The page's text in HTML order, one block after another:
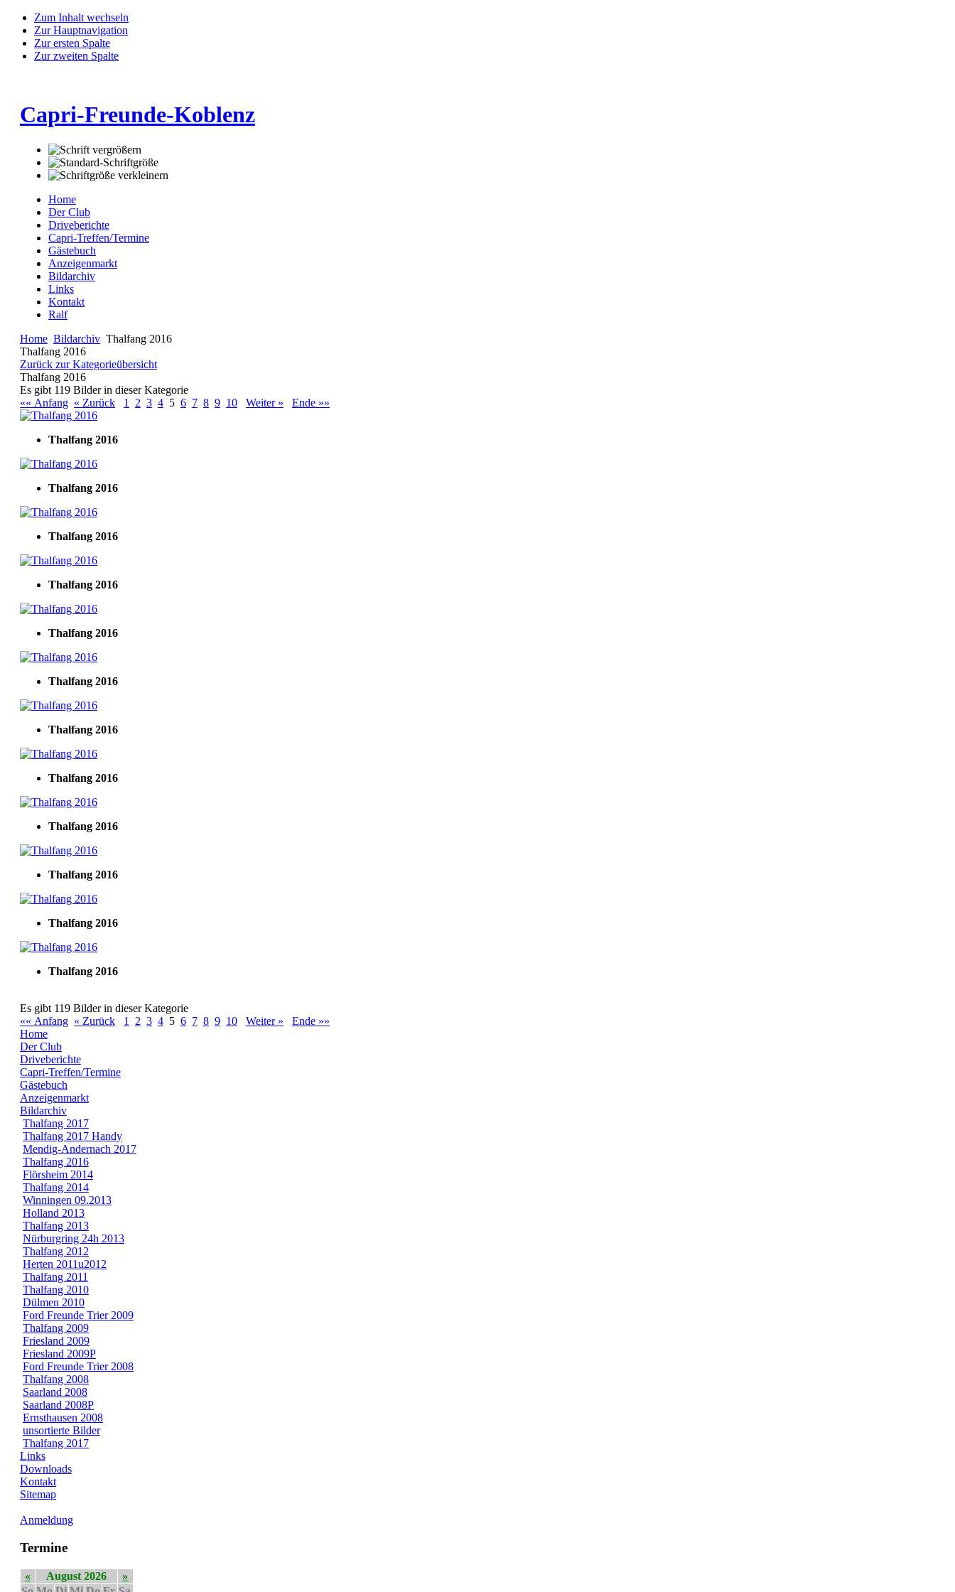
Zum Inhalt wechseln
Zur Hauptnavigation
Zur ersten Spalte
Zur zweiten Spalte
Capri-Freunde-Koblenz
Home
Der Club
Driveberichte
Capri-Treffen/Termine
Gästebuch
Anzeigenmarkt
Bildarchiv
Links
Kontakt
Ralf
Home Bildarchiv Thalfang 2016
Thalfang 2016
Zurück zur Kategorieübersicht
Thalfang 2016
Es gibt 119 Bilder in dieser Kategorie
«« Anfang « Zurück 1 2 3 4 5 6 7 8 9 10 Weiter » Ende »»
Thalfang 2016
Thalfang 2016
Thalfang 2016
Thalfang 2016
Thalfang 2016
Thalfang 2016
Thalfang 2016
Thalfang 2016
Thalfang 2016
Thalfang 2016
Thalfang 2016
Thalfang 2016
Es gibt 119 Bilder in dieser Kategorie
«« Anfang « Zurück 1 2 3 4 5 6 7 8 9 10 Weiter »
Ende »»
Home
Der Club
Driveberichte
Capri-Treffen/Termine
Gästebuch
Anzeigenmarkt
Bildarchiv
Thalfang 2017
Thalfang 2017 Handy
Mendig-Andernach 2017
Thalfang 2016
Flörsheim 2014
Thalfang 2014
Winningen 09.2013
Holland 2013
Thalfang 2013
Nürburgring 24h 2013
Thalfang 2012
Herten 2011u2012
Thalfang 2011
Thalfang 2010
Dülmen 2010
Ford Freunde Trier 2009
Thalfang 2009
Friesland 2009
Friesland 2009P
Ford Freunde Trier 2008
Thalfang 2008
Saarland 2008
Saarland 2008P
Ernsthausen 2008
unsortierte Bilder
Thalfang 2017
Links
Downloads
Kontakt
Sitemap
Anmeldung
Termine
« August 2026
»